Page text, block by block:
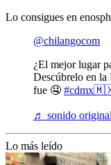
Lo consigues en
@chilangocom
¿El mejor lugar
Descúbrelo en la
fue 🤤
♬ sonido
Lo más leído